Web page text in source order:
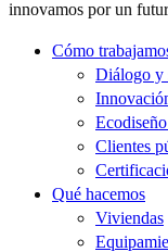
innovamos por un
Cómo
Diálogo y
Clientes
Qué hacemos
Viviendas